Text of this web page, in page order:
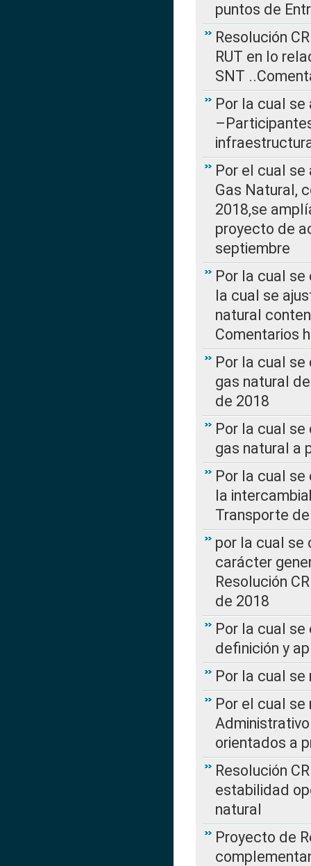
puntos de
Resolución
RUT en lo
SNT
Por la cual se
Por el cual
Gas Natural,
2018,se
proyecto de
septiembre
Por la cual se
la cual se
natural
Comentarios
Por la cual
gas natural
de 2018
Por la cual
gas natural a
Por la cual
la
Transporte
por la cual se
carácter
Resolución
de 2018
Por la cual
definición y
Por la cual
Por el cual
orientados a
Resolución
estabilidad
natural
Proyecto de